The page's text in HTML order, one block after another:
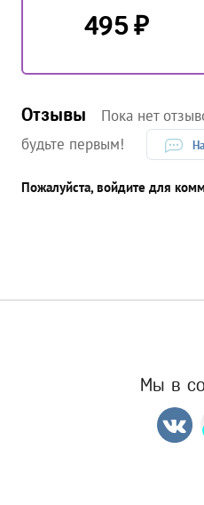
495 ₽
Отзывы
Пока нет
будьте первым!
Пожалуйста, войдите для
Мы в